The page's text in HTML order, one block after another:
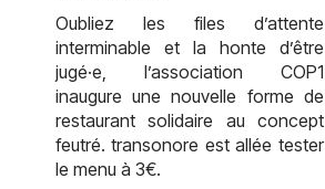
Oubliez les files d’attente
interminable et la honte d’être
jugé·e, l’association COP1
inaugure une nouvelle forme de
restaurant solidaire au concept
feutré. transonore est allée tester
le menu à 3€.